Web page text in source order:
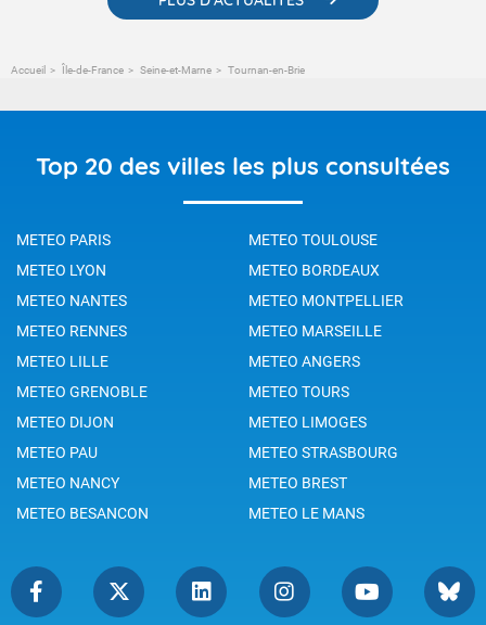
Accueil Île-de-France Seine-et-Marne Tournan-en-Brie
Top 20 des villes les plus consultées
METEO PARIS
METEO TOULOUSE
METEO LYON
METEO BORDEAUX
METEO NANTES
METEO MONTPELLIER
METEO RENNES
METEO MARSEILLE
METEO LILLE
METEO ANGERS
METEO GRENOBLE
METEO TOURS
METEO DIJON
METEO LIMOGES
METEO PAU
METEO STRASBOURG
METEO NANCY
METEO BREST
METEO BESANCON
METEO LE MANS